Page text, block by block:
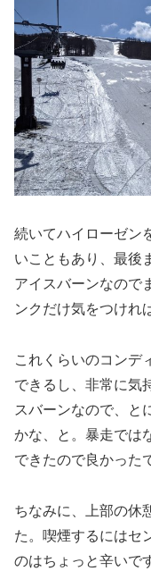
続いてハイローゼン
いこともあり、最後
アイスバーンなので
ンクだけ気をつけれ
これくらいのコンデ
できるし、非常に気
スバーンなので、と
かな、と。暴走では
できたので良かった
ちなみに、上部の休
た。喫煙するにはセ
のはちょっと辛いで